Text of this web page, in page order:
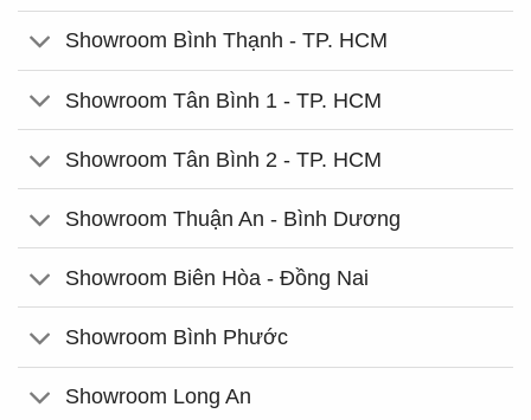
Showroom Bình Thạnh - TP. HCM
Showroom Tân Bình 1 - TP. HCM
Showroom Tân Bình 2 - TP. HCM
Showroom Thuận An - Bình Dương
Showroom Biên Hòa - Đồng Nai
Showroom Bình Phước
Showroom Long An